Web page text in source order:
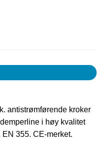
antistrømførende kroker
i høy kvalitet
355. CE-merket.